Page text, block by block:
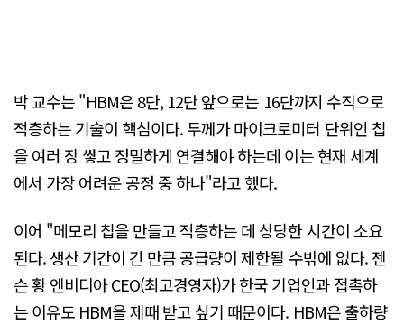
박 교수는 "HBM은 8단, 12단 앞으로는 16단까지 수직으로
적층하는 기술이 핵심이다. 두께가 마이크로미터 단위인 칩
을 여러 장 쌓고 정밀하게 연결해야 하는데 이는 현재 세계
에서 가장 어려운 공정 중 하나"라고 했다.
이어 "메모리 칩을 만들고 적층하는 데 상당한 시간이 소요
된다. 생산 기간이 긴 만큼 공급량이 제한될 수밖에 없다. 젠
슨 황 엔비디아 CEO(최고경영자)가 한국 기업인과 접촉하
는 이유도 HBM을 제때 받고 싶기 때문이다. HBM은 출하량